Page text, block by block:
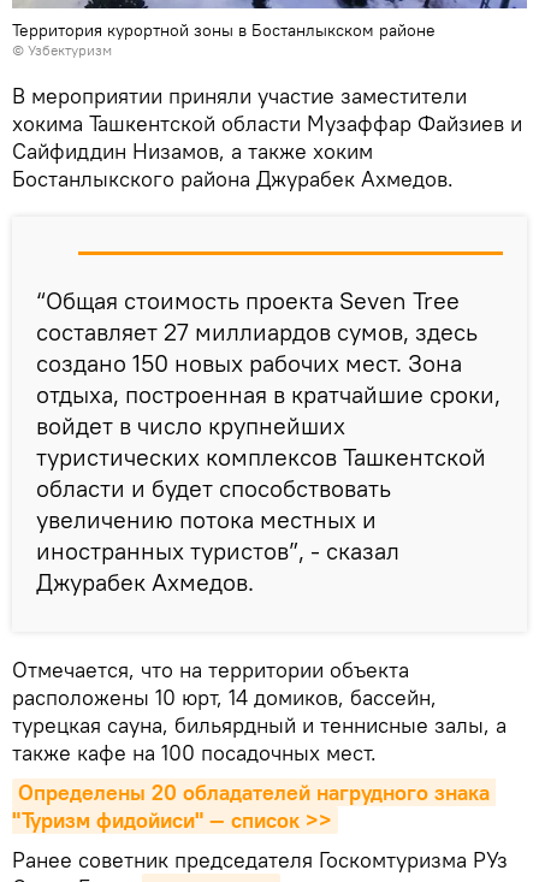
Территория курортной зоны в Бостанлыкском районе
© Узбектуризм
В мероприятии приняли участие заместители
хокима Ташкентской области Музаффар Файзиев и
Сайфиддин Низамов, а также хоким
Бостанлыкского района Джурабек Ахмедов.
“Общая стоимость проекта Seven Tree
составляет 27 миллиардов сумов, здесь
создано 150 новых рабочих мест. Зона
отдыха, построенная в кратчайшие сроки,
войдет в число крупнейших
туристических комплексов Ташкентской
области и будет способствовать
увеличению потока местных и
иностранных туристов”, - сказал
Джурабек Ахмедов.
Отмечается, что на территории объекта
расположены 10 юрт, 14 домиков, бассейн,
турецкая сауна, бильярдный и теннисные залы, а
также кафе на 100 посадочных мест.
Определены 20 обладателей нагрудного знака
"Туризм фидойиси" — список >>
Ранее советник председателя Госкомтуризма РУз